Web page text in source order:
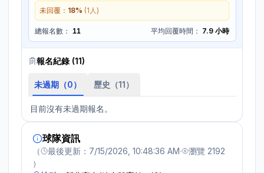
球隊資訊
（ 最後更新： 7/15/2026, 10:48:36 AM· 瀏覽 2192
）
未回覆： 18% (1 人)
總報名數： 11 平均回覆時間： 7.9 小時
報名紀錄 (11)
未過期（0） 歷史（11）
目前沒有未過期報名。